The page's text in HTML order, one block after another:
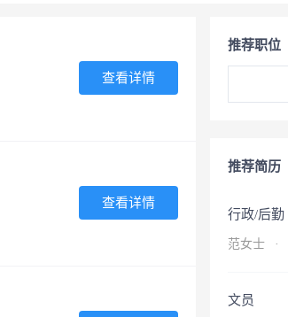
推荐职位
推荐简历
行政/后勤
范女士 ·
文员
查看详情
查看详情